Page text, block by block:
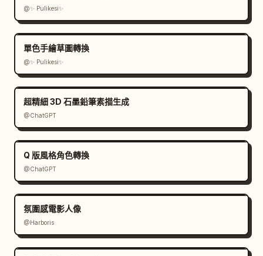
@✨ Pulikesi✨
單色手繪草圖轉換
@✨ Pulikesi✨
超精細 3D 石墨鉛筆素描生成
@ChatGPT
Q 版風格角色轉換
@ChatGPT
氛圍感電影人像
@Harboris